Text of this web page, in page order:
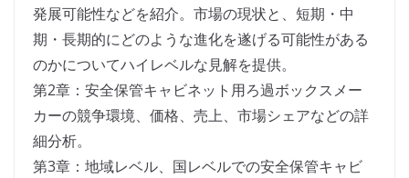
発展可能性などを紹介。市場の現状と、短期・中
期・長期的にどのような進化を遂げる可能性がある
のかについてハイレベルな見解を提供。
第2章：安全保管キャビネット用ろ過ボックスメー
カーの競争環境、価格、売上、市場シェアなどの詳
細分析。
第3章：地域レベル、国レベルでの安全保管キャビ